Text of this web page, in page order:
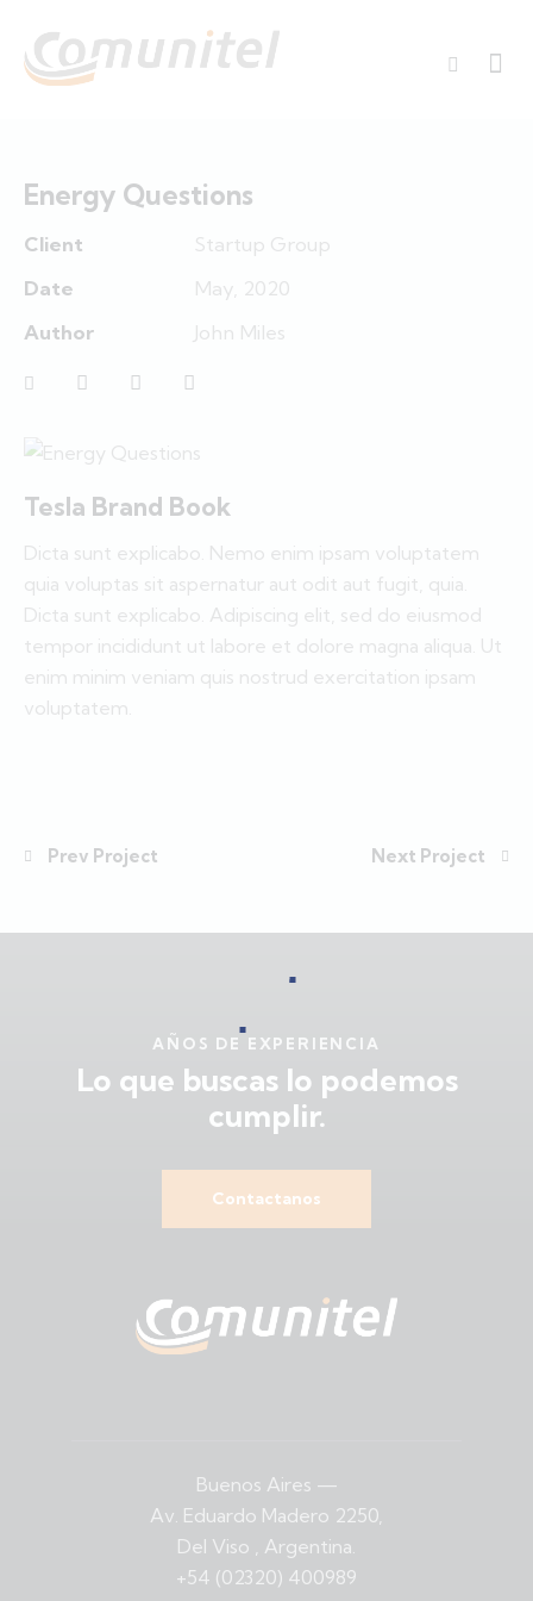
Energy Questions
Tesla Brand Book
Dicta sunt explicabo. Nemo enim ipsam voluptatem
quia voluptas sit aspernatur aut odit aut fugit, quia.
Dicta sunt explicabo. Adipiscing elit, sed do eiusmod
tempor incididunt ut labore et dolore magna aliqua. Ut
enim minim veniam quis nostrud exercitation ipsam
voluptatem.
Client
Startup Group
Date
May, 2020
Author
John Miles
Prev Project Next Project
AÑOS DE EXPERIENCIA
Lo que buscas lo podemos
cumplir.
Contactanos
Buenos Aires —
Av. Eduardo Madero 2250,
Del Viso , Argentina.
+54 (02320) 400989